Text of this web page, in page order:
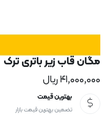
مگان قاب زیر باتری ترک
۴۱,۰۰۰,۰۰۰ریال
بهترین قیمت
تضمین بهترین قیمت بازار